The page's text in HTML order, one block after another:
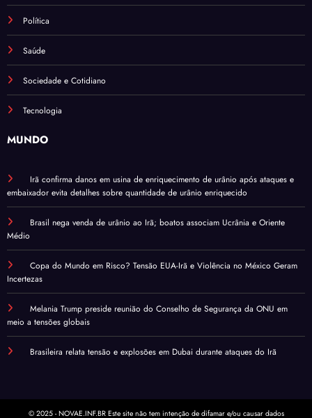
Política
Saúde
Sociedade e Cotidiano
Tecnologia
MUNDO
Irã confirma danos em usina de enriquecimento de urânio após ataques e
embaixador evita detalhes sobre quantidade de urânio enriquecido
Brasil nega venda de urânio ao Irã; boatos associam Ucrânia e Oriente
Médio
Copa do Mundo em Risco? Tensão EUA-Irã e Violência no México Geram
Incertezas
Melania Trump preside reunião do Conselho de Segurança da ONU em
meio a tensões globais
Brasileira relata tensão e explosões em Dubai durante ataques do Irã
© 2025 - NOVAE.INF.BR Este site não tem intenção de difamar e/ou causar dados